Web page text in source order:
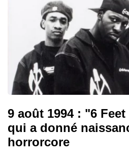
9 août 1994 : "6
qui a donné
horrorcore